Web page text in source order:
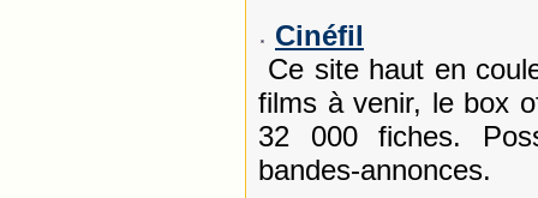
Cinéfil
Ce site haut en
films à venir, le box
32 000 fiches.
bandes-annonces.